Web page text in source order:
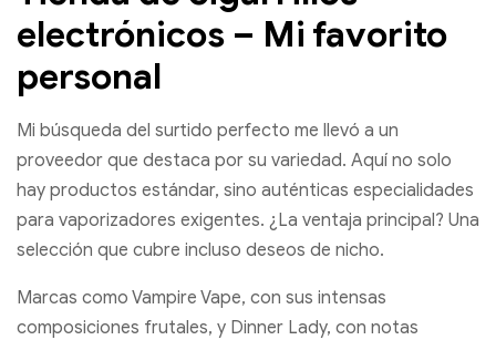
electrónicos – Mi favorito
personal
Mi búsqueda del surtido perfecto me llevó a un
proveedor que destaca por su variedad. Aquí no solo
hay productos estándar, sino auténticas especialidades
para vaporizadores exigentes. ¿La ventaja principal? Una
selección que cubre incluso deseos de nicho.
Marcas como Vampire Vape, con sus intensas
composiciones frutales, y Dinner Lady, con notas